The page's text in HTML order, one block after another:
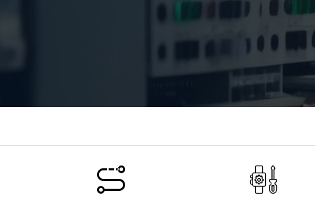
油化测试仪器
蓄电池测试仪器 
 